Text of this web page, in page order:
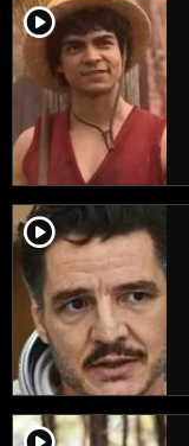
player2
player2